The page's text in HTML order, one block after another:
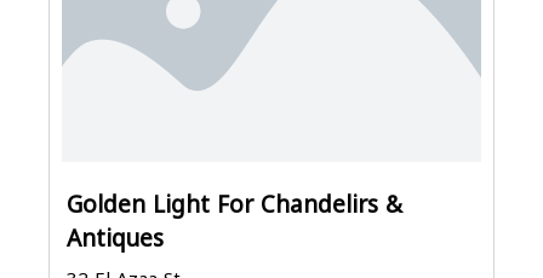
Golden Light For Chandelirs &
Antiques